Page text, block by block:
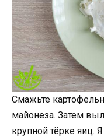
Смажьте
майонеза. Затем
крупной тёрке яиц.